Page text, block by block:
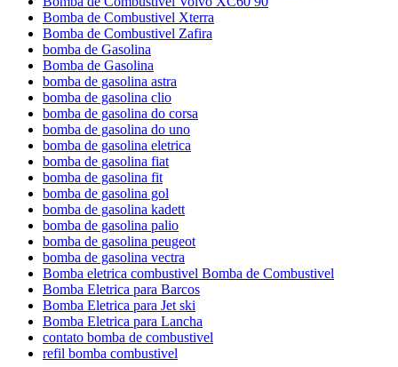
Bomba de Combustivel Xterra
Bomba de Combustivel Zafira
bomba de Gasolina
Bomba de Gasolina
bomba de gasolina astra
bomba de gasolina clio
bomba de gasolina do corsa
bomba de gasolina do uno
bomba de gasolina eletrica
bomba de gasolina fiat
bomba de gasolina fit
bomba de gasolina gol
bomba de gasolina kadett
bomba de gasolina palio
bomba de gasolina peugeot
bomba de gasolina vectra
Bomba eletrica combustivel Bomba de Combustivel
Bomba Eletrica para Barcos
Bomba Eletrica para Jet ski
Bomba Eletrica para Lancha
contato bomba de combustivel
refil bomba combustivel